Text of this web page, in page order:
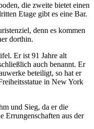
die zweite bietet einen
Etage gibt es eine Bar.
denn es kommen
dorthin.
Er ist 91 Jahre alt
auch benannt. Er
beteiligt, so hat er
in New York
und Sieg, da er die
Errungenschaften aus der